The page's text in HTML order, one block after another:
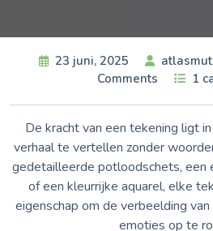
23 juni, 2025
Comments
1
De kracht van een tekening ligt
verhaal te vertellen zonder
gedetailleerde potloodschets, een
of een kleurrijke aquarel, elke
eigenschap om de verbeelding
emoties op te